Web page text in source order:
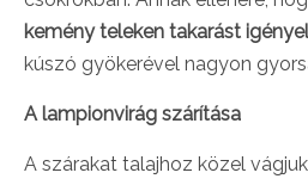
kemény teleken takarást igényel
kúszó gyökerével nagyon
A lampionvirág szárítása
A szárakat talajhoz közel